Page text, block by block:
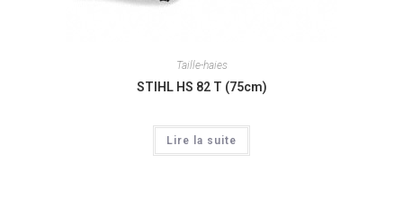
Taille-haies
STIHL HS 82 T (75cm)
Lire la suite